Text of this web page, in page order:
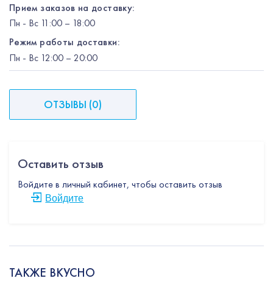
Прием заказов на доставку:
Пн - Вс 11:00 – 18:00
Режим работы доставки:
Пн - Вс 12:00 – 20:00
ОТЗЫВЫ (0)
Оставить отзыв
Войдите в личный кабинет, чтобы оставить отзыв
Войдите
ТАКЖЕ ВКУСНО